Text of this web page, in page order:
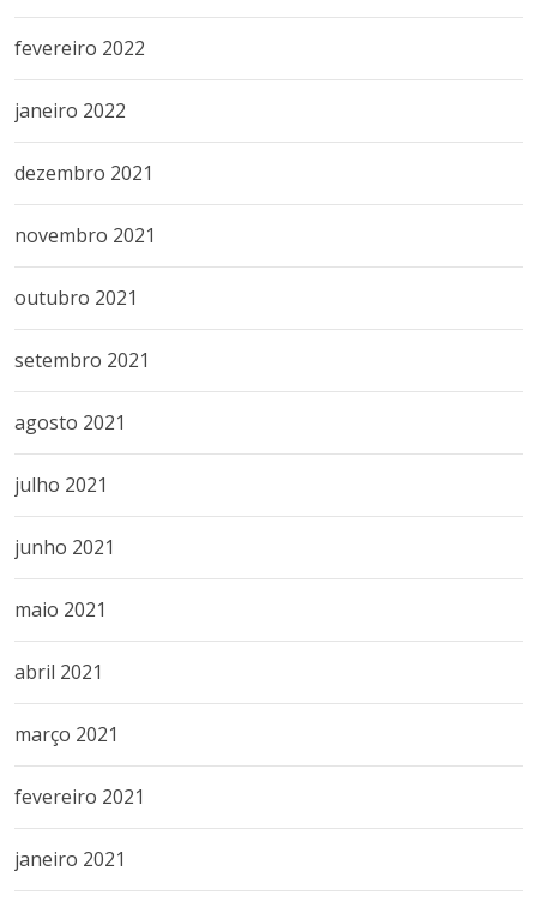
fevereiro 2022
janeiro 2022
dezembro 2021
novembro 2021
outubro 2021
setembro 2021
agosto 2021
julho 2021
junho 2021
maio 2021
abril 2021
março 2021
fevereiro 2021
janeiro 2021